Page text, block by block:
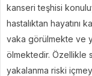
kanseri teşhisi
hastalıktan hayatını
vaka görülmekte ve
ölmektedir. Özellikle
yakalanma riski